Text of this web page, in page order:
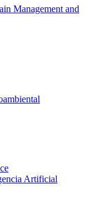
Management and
Artificial